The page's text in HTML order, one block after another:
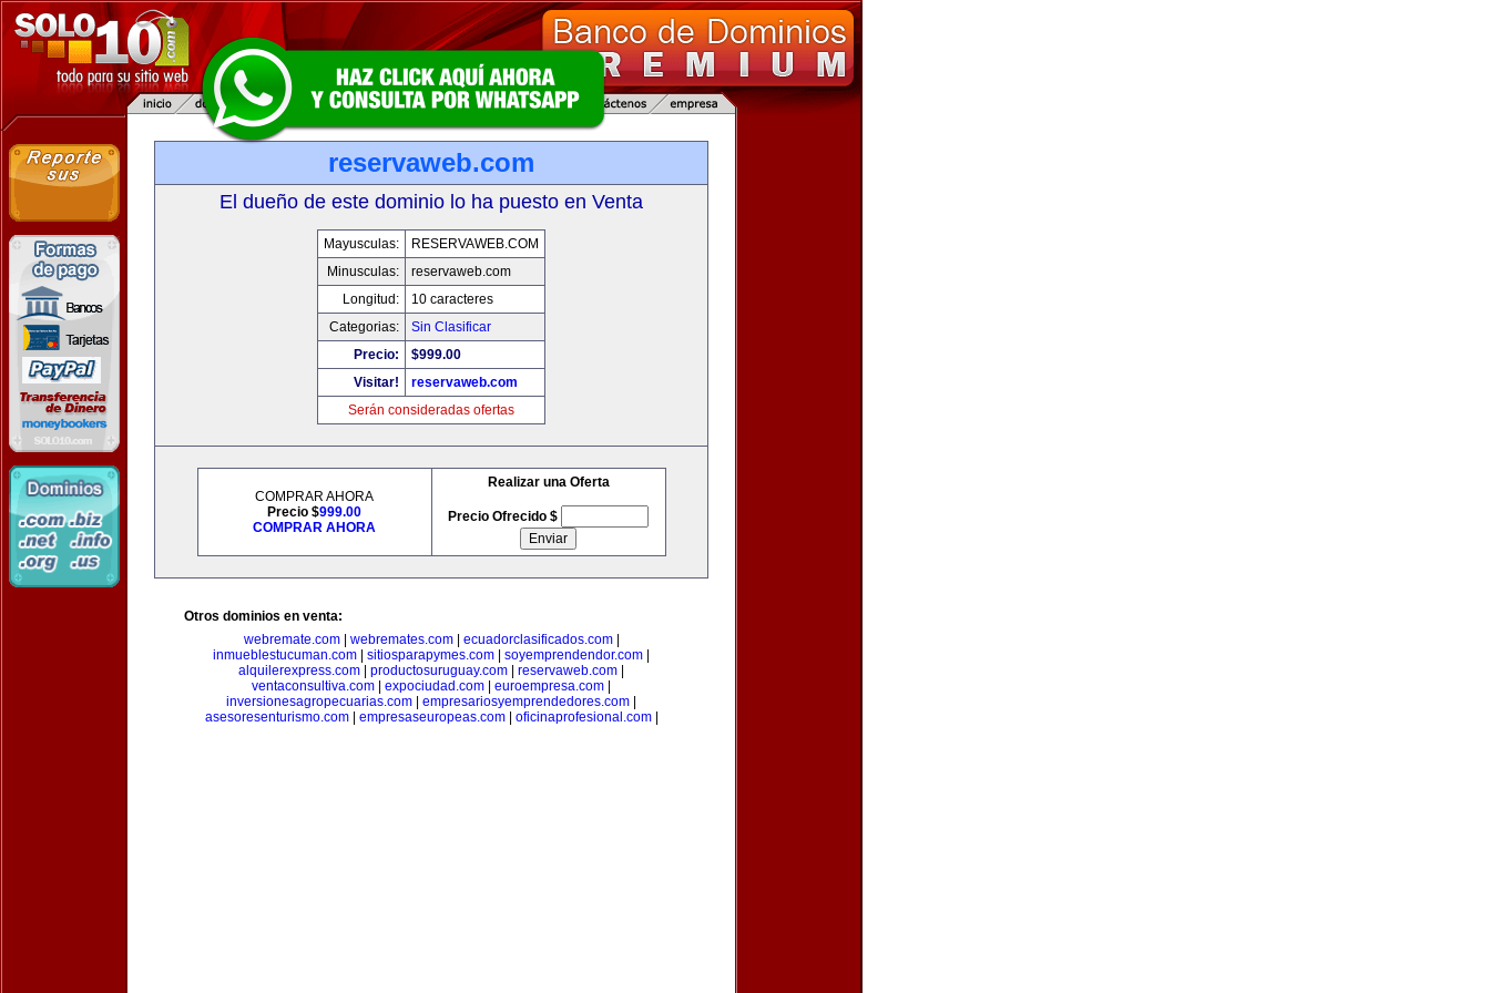
reservaweb.com
El dueño de este dominio lo ha puesto en Venta
Mayusculas:
RESERVAWEB.COM
Minusculas:
reservaweb.com
Longitud:
10 caracteres
Categorias:
Sin Clasificar
Precio:
$999.00
Visitar!
reservaweb.com
Serán consideradas ofertas
COMPRAR AHORA
Precio $999.00
COMPRAR AHORA
Realizar una Oferta
Precio Ofrecido $
Otros dominios en venta:
webremate.com| webremates.com| ecuadorclasificados.com|
inmueblestucuman.com
sitiosparapymes.com soyemprendendor.com
alquilerexpress.com
productosuruguay.com reservaweb.com
ventaconsultiva.com
expociudad.com euroempresa.com
inversionesagropecuarias.com
empresariosyemprendedores.com
asesoresenturismo.com| empresaseuropeas.com| oficinaprofesional.com|